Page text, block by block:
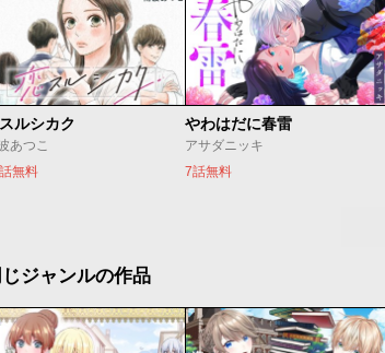
ルシカク
あつこ
無料
やわはだに春雷
アサダニッキ
7話無料
じジャンルの作品